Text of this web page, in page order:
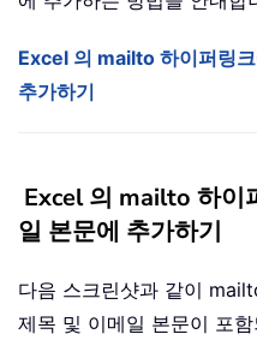
Excel 의 mailto 하이퍼링
추가하기
Excel 의 mailto 하이
일 본문에 추가하기
다음 스크린샷과 같이
제목 및 이메일 본문이 포함